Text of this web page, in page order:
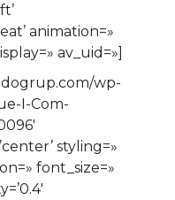
animation=»
av_uid=»]
wp-
I-Com-
styling=»
font_size=»